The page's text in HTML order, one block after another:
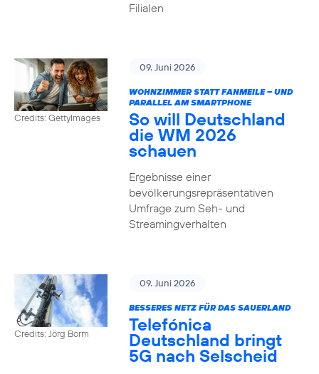
Filialen
Credits: GettyImages
09. Juni 2026
WOHNZIMMER STATT FANMEILE – UND
PARALLEL AM SMARTPHONE
So will Deutschland
die WM 2026
schauen
Ergebnisse einer
bevölkerungsrepräsentativen
Umfrage zum Seh- und
Streamingverhalten
Credits: Jörg Borm
09. Juni 2026
BESSERES NETZ FÜR DAS SAUERLAND
Telefónica
Deutschland bringt
5G nach Selscheid